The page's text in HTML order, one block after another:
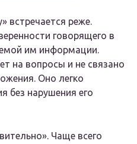
встречается реже.
говорящего в
им информации.
на вопросы и не связано
Оно легко
без нарушения его
Чаще всего